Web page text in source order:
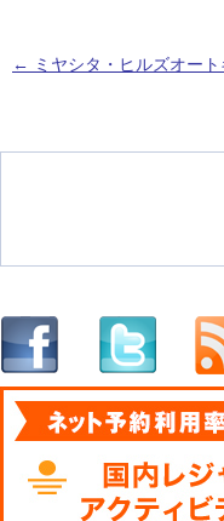
← ミヤシタ・ヒルズオー